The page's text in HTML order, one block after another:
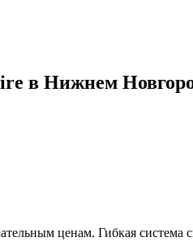
в Нижнем
ценам. Гибкая система